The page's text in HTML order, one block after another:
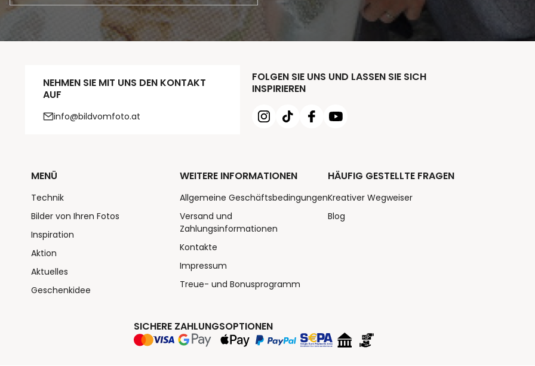
NEHMEN SIE MIT UNS DEN KONTAKT
AUF
info@bildvomfoto.at
FOLGEN SIE UNS UND LASSEN SIE SICH
INSPIRIEREN
MENÜ
Technik
Bilder von Ihren Fotos
Inspiration
Aktion
Aktuelles
Geschenkidee
WEITERE INFORMATIONEN
Allgemeine Geschäftsbedingungen
Versand und
Zahlungsinformationen
Kontakte
Impressum
Treue- und Bonusprogramm
HÄUFIG GESTELLTE FRAGEN
Kreativer Wegweiser
Blog
SICHERE ZAHLUNGSOPTIONEN